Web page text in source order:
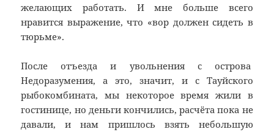
желающих работать. И мне больше всего
нравится выражение, что «вор должен сидеть в
тюрьме».
После отъезда и увольнения с острова
Недоразумения, а это, значит, и с Тауйского
рыбокомбината, мы некоторое время жили в
гостинице, но деньги кончились, расчёта пока не
давали, и нам пришлось взять небольшую